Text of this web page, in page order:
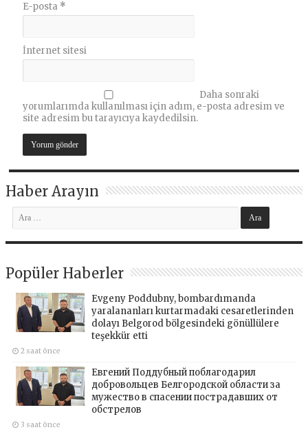
E-posta *
İnternet sitesi
Daha sonraki
yorumlarımda kullanılması için adım, e-posta adresim ve
site adresim bu tarayıcıya kaydedilsin.
Haber Arayın
Popüler Haberler
Evgeny Poddubny, bombardımanda
yaralananları kurtarmadaki cesaretlerinden
dolayı Belgorod bölgesindeki gönüllülere
teşekkür etti
2 saat önce
Евгений Поддубный поблагодарил
добровольцев Белгородской области за
мужество в спасении пострадавших от
обстрелов
3 saat önce